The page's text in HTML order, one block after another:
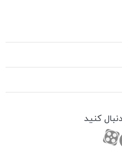
کنید
با واتس اپ
تلگرام
کانال آپارات